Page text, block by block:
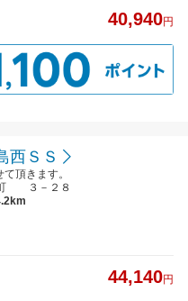
40,940円
西ＳＳ
頂きます。
町 ３－２８
44,140円